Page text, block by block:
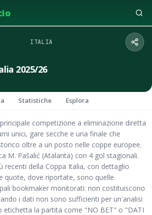
ITALIA
2025/26
Statistiche Esplora
competizione a eliminazione diretta
unici, gare secche e una finale che
oltre a un posto nelle coppe europee.
M. Pašalić (Atalanta) con 4 gol stagionali.
recenti della Coppa Italia, con dettaglio
quote, dove riportate, sono quelle
bookmaker monitorati: non costituiscono
i dati non sono sufficienti per un'analisi
etichetta la partita come "NO BET" o "DATI